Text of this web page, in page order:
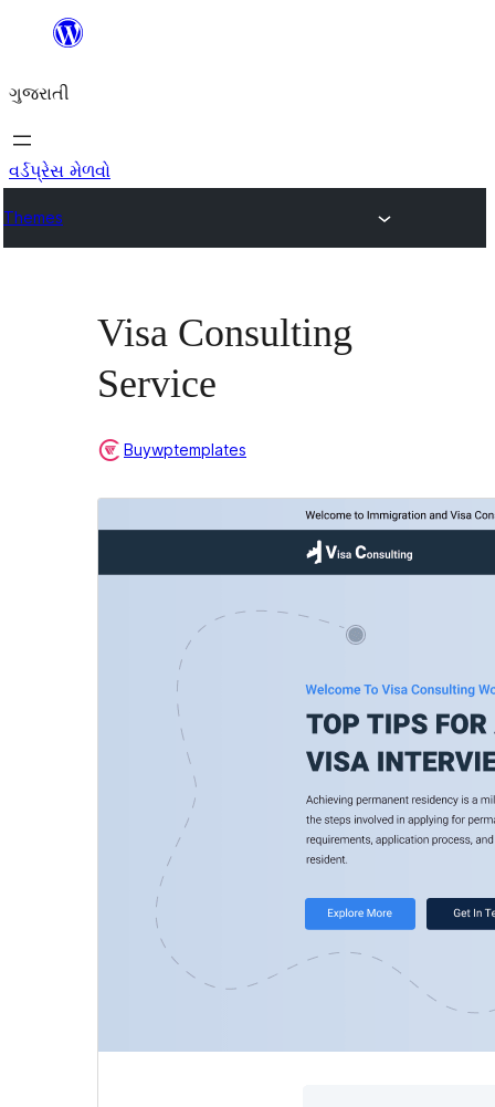
કંટેન્ટ(લખાણ)
જાઓ
ગુજરાતી
વર્ડપ્રેસ મેળવો
Themes
Visa Consulting
Service
Buywptemplates